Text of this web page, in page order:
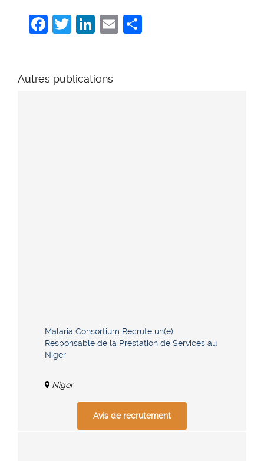
Facebook
Twitter
LinkedIn
Email
Autres publications
Malaria Consortium Recrute un(e)
Responsable de la Prestation de Services au
Niger
Niger
Avis de recrutement